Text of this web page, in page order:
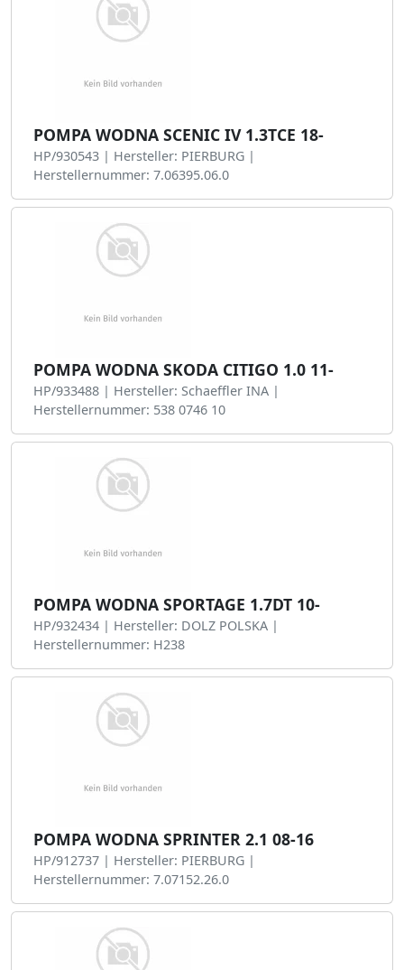
POMPA WODNA SCENIC IV 1.3TCE 18-
HP/930543 | Hersteller: PIERBURG |
Herstellernummer: 7.06395.06.0
POMPA WODNA SKODA CITIGO 1.0 11-
HP/933488 | Hersteller: Schaeffler INA |
Herstellernummer: 538 0746 10
POMPA WODNA SPORTAGE 1.7DT 10-
HP/932434 | Hersteller: DOLZ POLSKA |
Herstellernummer: H238
POMPA WODNA SPRINTER 2.1 08-16
HP/912737 | Hersteller: PIERBURG |
Herstellernummer: 7.07152.26.0